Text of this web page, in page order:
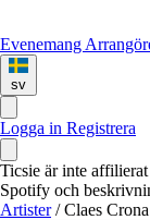
Evenemang
sv
Logga in Registrera
Ticsie är inte
Spotify och
Artister / Claes